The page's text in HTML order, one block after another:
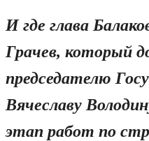
И где глава
Грачев, который
председателю
Вячеславу
этап работ по